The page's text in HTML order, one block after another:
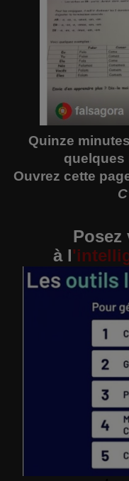
Quinze
quelques
Ouvrez cette
Posez
àl'